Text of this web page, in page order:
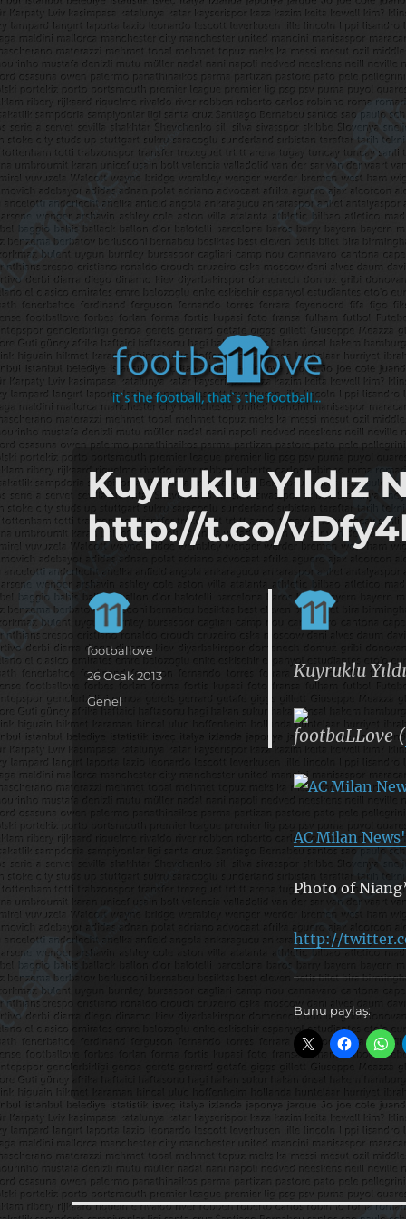
footbaLLove
it's the football, that's the football…
Kuyruklu Yıldız
http://t.co/
Kuyruklu
footbaLLove (
AC Milan
Photo of
http://
Bunu paylaş:
Yazar
footballove
Yayın
tarihi
26 Ocak 2013
Kategoriler
Genel